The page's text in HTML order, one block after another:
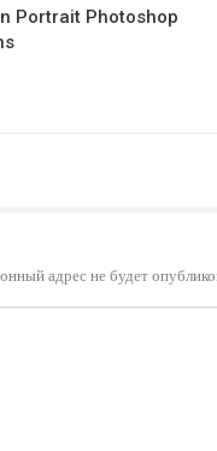
Portrait Photoshop
адрес не будет